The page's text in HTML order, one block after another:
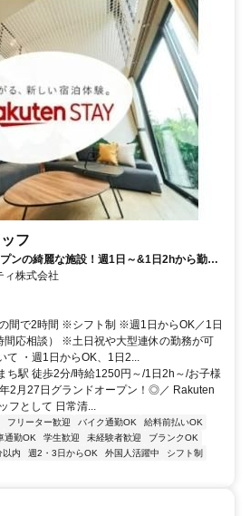
フ
ンの綺麗な施設！週1日～&1日2hから勤務
れ勤務OK！／安定の楽天グループでスキマ
ィ株式会社
間で2時間 ※シフト制 ※週1日からOK／1日
間応相談） ※土日祝や大型連休の勤務が可
て ・週1日からOK、1日2...
ち駅 徒歩2分/時給1250円～/1日2h～/お子様
2月27日グランドオープン！◎／ Rakuten
フとして 日常清...
フリーター歓迎 バイク通勤OK
給料前払いOK
通勤OK 学生歓迎 未経験者歓迎
ブランクOK
以内 週2・3日からOK 外国人活躍中
シフト制